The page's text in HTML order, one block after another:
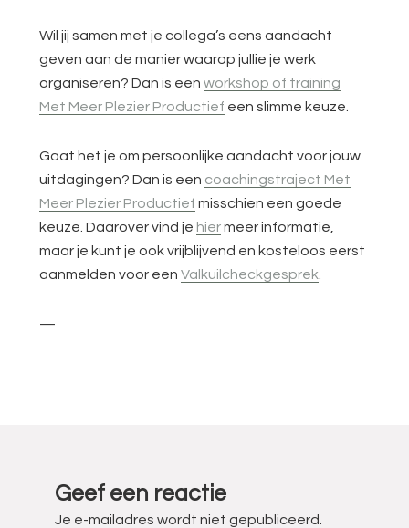
Wil jij samen met je collega’s eens aandacht
geven aan de manier waarop jullie je werk
organiseren? Dan is eenworkshop of training
Met Meer Plezier Productief een slimme keuze.
Gaat het je om persoonlijke aandacht voor jouw
uitdagingen? Dan is een coachingstraject Met
Meer Plezier Productief misschien een goede
keuze. Daarover vind je hiermeer informatie,
maar je kunt je ook vrijblijvend en kosteloos eerst
aanmelden voor eenValkuilcheckgesprek
—
Geef een reactie
Je e-mailadres wordt niet gepubliceerd.